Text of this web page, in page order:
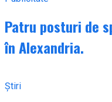
Patru posturi de
în Alexandria.
Știri